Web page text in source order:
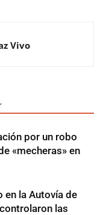
Vivo
por un robo
«mecheras» en
en la Autovía de
las